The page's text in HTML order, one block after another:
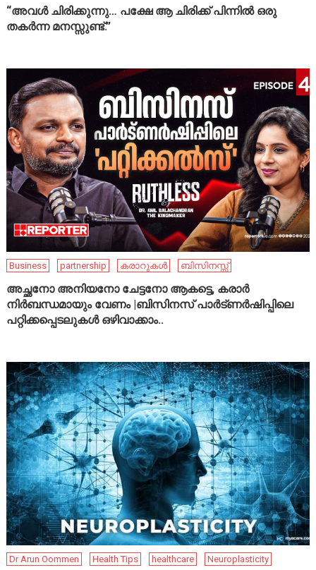
“അവൾ ചിരിക്കുന്നു… പക്ഷേ ആ ചിരിക്ക് പിന്നിൽ ഒരു
തകർന്ന മനസ്സുണ്ട്.”
Business partnership കരാറുകൾ ബിസിനസ്സ്
അച്ഛനോ അനിയനോ ചേട്ടനോ ആകട്ടെ, കരാർ
നിർബന്ധമായും വേണം |ബിസിനസ് പാർട്ണർഷിപ്പിലെ
പറ്റിക്കപ്പെടലുകൾ ഒഴിവാക്കാം..
Dr Arun Oommen Health Tips healthcare
Neuroplasticity